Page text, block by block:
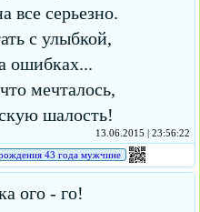
все серьезно.
с улыбкой,
ошибках...
мечталось,
шалость!
13.06.2015 | 23:56:22
43 года мужчине
ого - го!